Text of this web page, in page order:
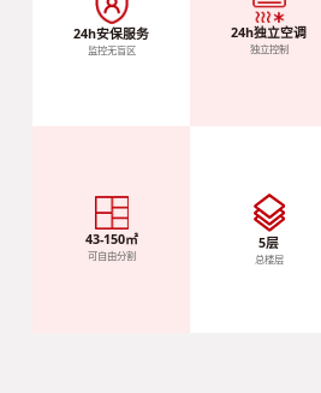
24h安保服务
监控无盲区
24h独立空调
独立控制
43-150㎡
可自由分割
5层
总楼层